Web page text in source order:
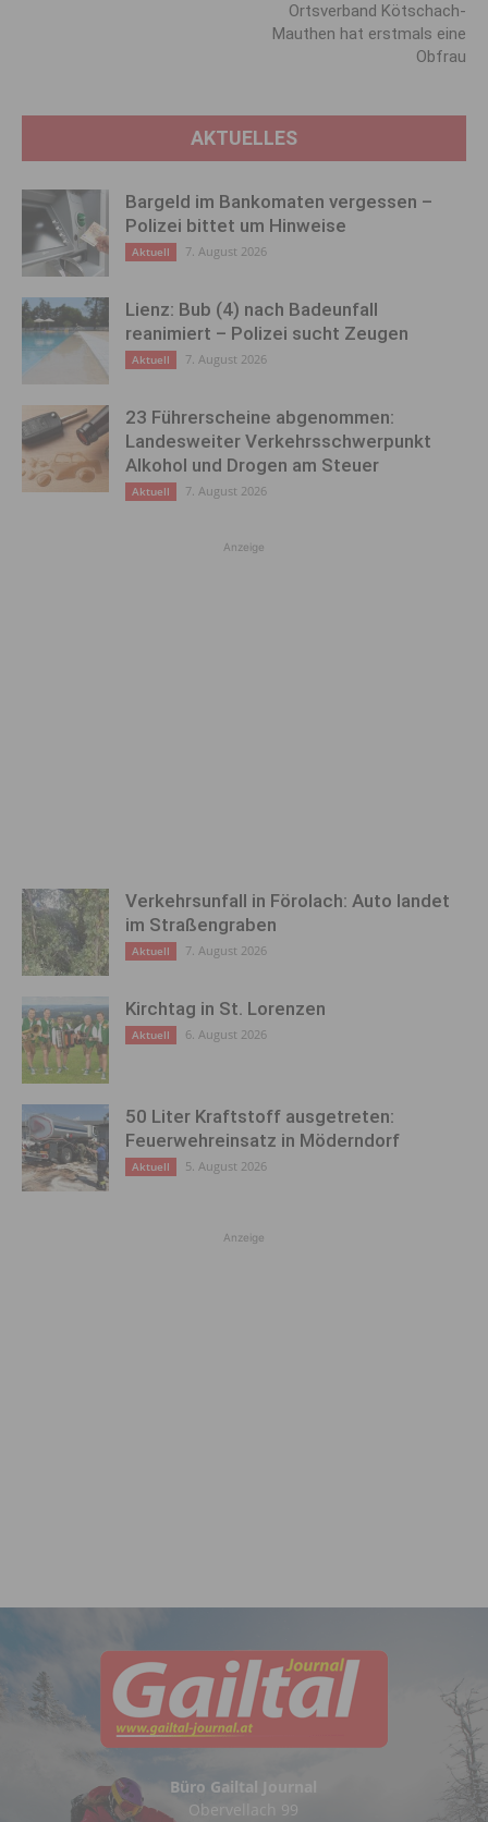
Ortsverband Kötschach-
Mauthen hat erstmals eine
Obfrau
AKTUELLES
Bargeld im Bankomaten vergessen –
Polizei bittet um Hinweise
Aktuell 7. August 2026
Lienz: Bub (4) nach Badeunfall
reanimiert – Polizei sucht Zeugen
Aktuell 7. August 2026
23 Führerscheine abgenommen:
Landesweiter Verkehrsschwerpunkt
Alkohol und Drogen am Steuer
Aktuell 7. August 2026
Anzeige
Verkehrsunfall in Förolach: Auto landet
im Straßengraben
Aktuell 7. August 2026
Kirchtag in St. Lorenzen
Aktuell 6. August 2026
50 Liter Kraftstoff ausgetreten:
Feuerwehreinsatz in Möderndorf
Aktuell 5. August 2026
Anzeige
Büro Gailtal Journal
Obervellach 99